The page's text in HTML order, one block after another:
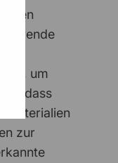
um
es, dass
Materialien
zur